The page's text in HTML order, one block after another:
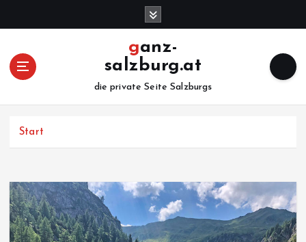
ganz-
salzburg.at
die private Seite Salzburgs
Start